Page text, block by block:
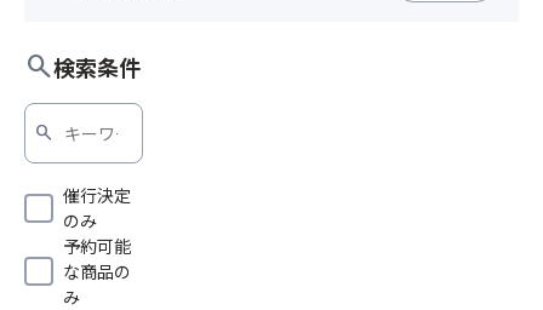
search検索条件
search
催行決定
のみ
予約可能
な商品の
み